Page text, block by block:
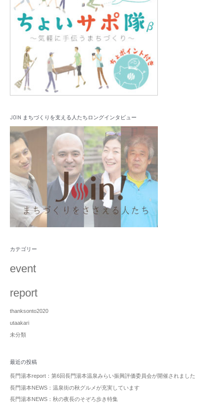
JOIN まちづくりを支える人たちロングインタビュー
カテゴリー
event
report
thanksonto2020
utaakari
未分類
最近の投稿
長門湯本report：第6回長門湯本温泉みらい振興評価委員会が開催されました
長門湯本NEWS：温泉街の秋グルメが充実しています
長門湯本NEWS：秋の夜長のそぞろ歩き特集